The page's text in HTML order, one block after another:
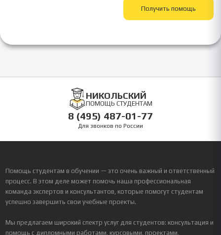
Получить помощь
НИКОЛЬСКИЙ
ПОМОЩЬ СТУДЕНТАМ
8 (495) 487-01-77
Для звонков по России
Помощь студентам в обучении — это очень важный и ответственный
процесс. В этом деле может помочь наша профессиональная
команда экспертов и консультантов, которые помогут студентам
успешно завершить свои учебные проекты.
Мы предлагаем широкий спектр услуг для студентов: консультация и
помощь с дипломными работами, курсовыми, проектами,